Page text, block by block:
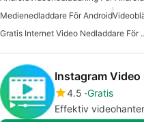
Medienedladdare För Android
Gratis
Instagram
4.5 Gratis
Effektiv